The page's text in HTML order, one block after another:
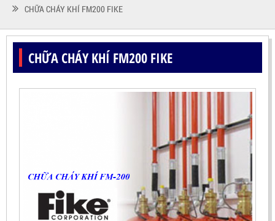
CHỮA CHÁY KHÍ FM200 FIKE
CHỮA CHÁY KHÍ FM200 FIKE